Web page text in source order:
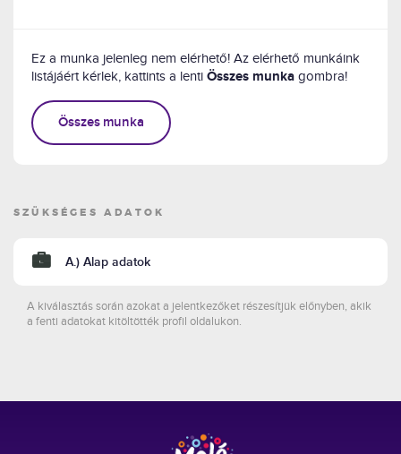
Ez a munka jelenleg nem elérhető! Az elérhető munkáink
listájáért kérlek, kattints a lenti Összes munka gombra!
Összes munka
SZÜKSÉGES ADATOK
A.) Alap adatok
A kiválasztás során azokat a jelentkezőket részesítjük előnyben, akik
a fenti adatokat kitöltötték profil oldalukon.